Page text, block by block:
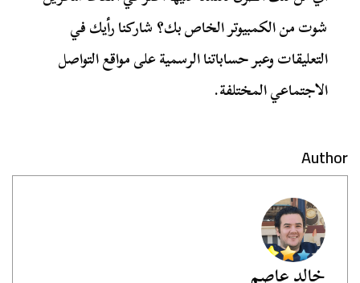
شوت من الكمبيوتر الخاص بك؟ شاركنا رأيك في
التعليقات وعبر حساباتنا الرسمية على مواقع التواصل
الاجتماعي المختلفة.
Author
خالد عاصم